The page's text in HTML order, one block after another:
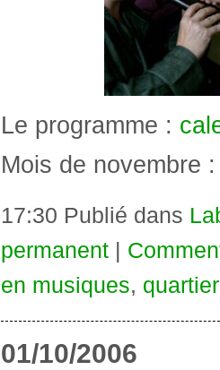
Le programme :
Mois de novembre
17:30 Publié dans
permanent
en musiques,
01/10/2006